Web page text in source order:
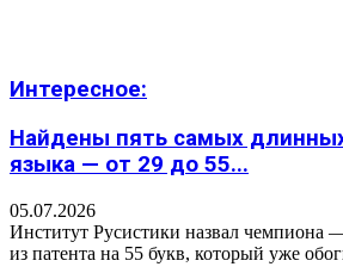
Интересное:
Найдены пять самых
языка — от 29 до 55...
05.07.2026
Институт Русистики назвал чемпиона
из патента на 55 букв, который уже